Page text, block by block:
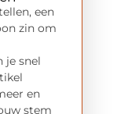
een
zin om
je snel
en
stem